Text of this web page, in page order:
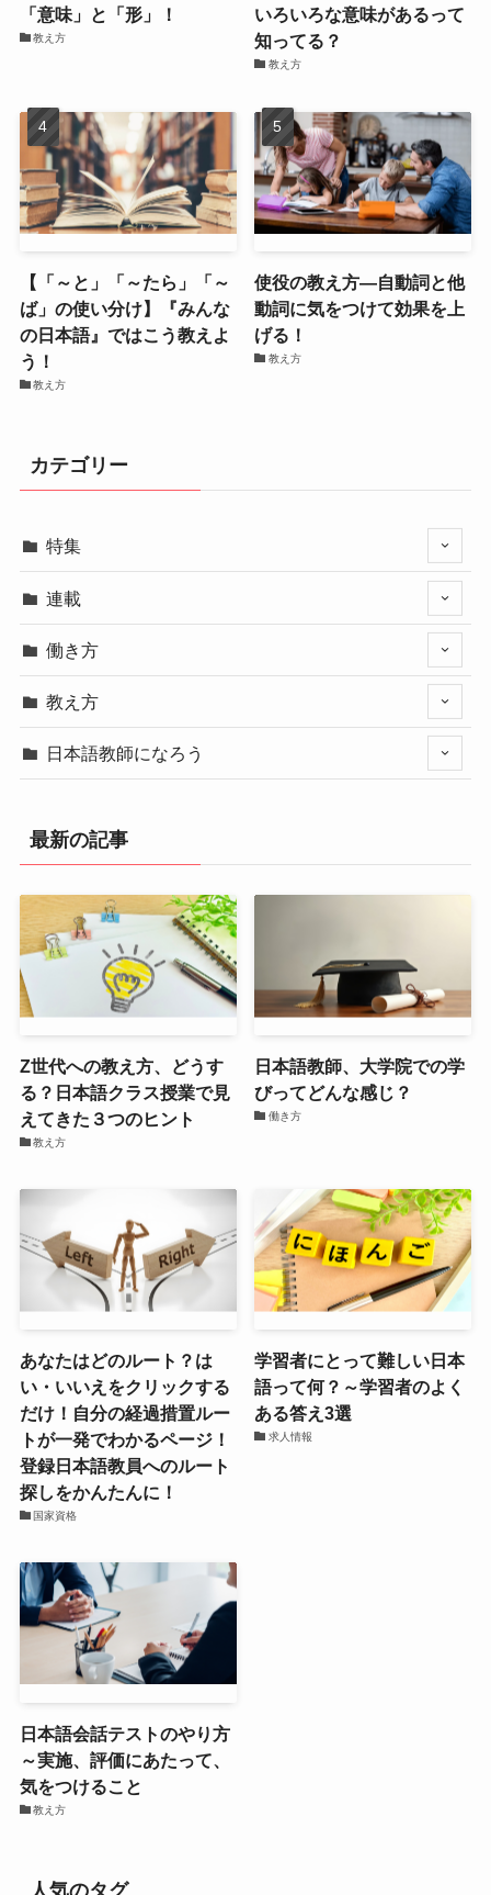
「意味」と「形」！
教え方
いろいろな意味があるって
知ってる？
教え方
【「～と」「～たら」「～
ば」の使い分け】『みんな
の日本語』ではこう教えよ
う！
教え方
使役の教え方―自動詞と他
動詞に気をつけて効果を上
げる！
教え方
カテゴリー
特集
連載
働き方
教え方
日本語教師になろう
最新の記事
Z世代への教え方、どうす
る？日本語クラス授業で見
えてきた３つのヒント
教え方
日本語教師、大学院での学
びってどんな感じ？
働き方
あなたはどのルート？は
い・いいえをクリックする
だけ！自分の経過措置ルー
トが一発でわかるページ！
登録日本語教員へのルート
探しをかんたんに！
国家資格
学習者にとって難しい日本
語って何？～学習者のよく
ある答え3選
求人情報
日本語会話テストのやり方
～実施、評価にあたって、
気をつけること
教え方
人気のタグ